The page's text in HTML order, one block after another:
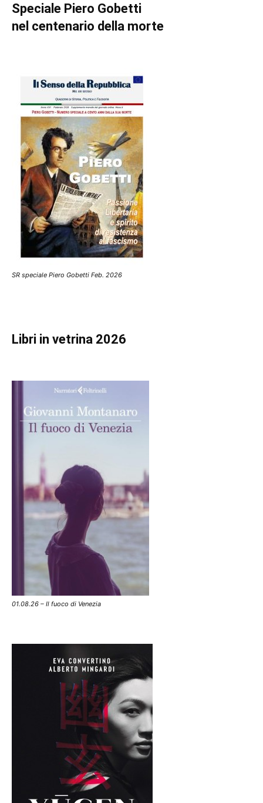
Speciale Piero Gobetti
nel centenario della morte
SR speciale Piero Gobetti Feb. 2026
Libri in vetrina 2026
01.08.26 – Il fuoco di Venezia